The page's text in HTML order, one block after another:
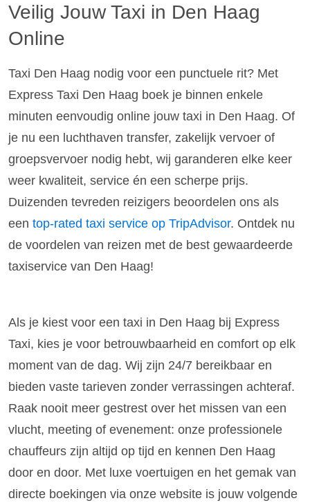
Veilig Jouw Taxi in Den Haag
Online
Taxi Den Haag nodig voor een punctuele rit? Met
Express Taxi Den Haag boek je binnen enkele
minuten eenvoudig online jouw taxi in Den Haag. Of
je nu een luchthaven transfer, zakelijk vervoer of
groepsvervoer nodig hebt, wij garanderen elke keer
weer kwaliteit, service én een scherpe prijs.
Duizenden tevreden reizigers beoordelen ons als
een top-rated taxi service op TripAdvisor. Ontdek nu
de voordelen van reizen met de best gewaardeerde
taxiservice van Den Haag!
Als je kiest voor een taxi in Den Haag bij Express
Taxi, kies je voor betrouwbaarheid en comfort op elk
moment van de dag. Wij zijn 24/7 bereikbaar en
bieden vaste tarieven zonder verrassingen achteraf.
Raak nooit meer gestrest over het missen van een
vlucht, meeting of evenement: onze professionele
chauffeurs zijn altijd op tijd en kennen Den Haag
door en door. Met luxe voertuigen en het gemak van
directe boekingen via onze website is jouw volgende